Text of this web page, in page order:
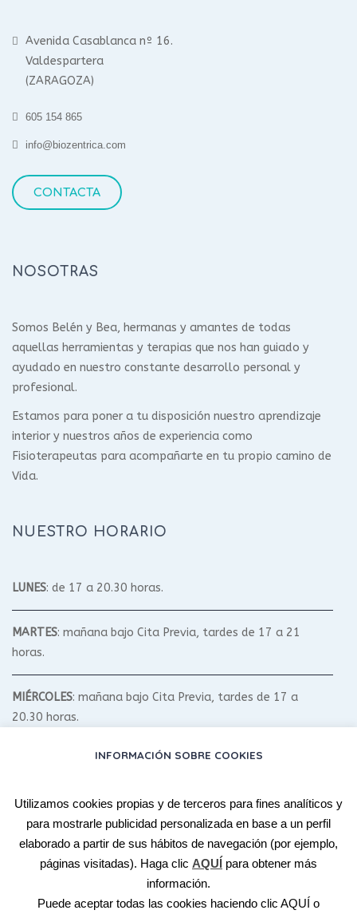
Avenida Casablanca nº 16.
Valdespartera
(ZARAGOZA)
605 154 865
info@biozentrica.com
CONTACTA
NOSOTRAS
Somos Belén y Bea, hermanas y amantes de todas
aquellas herramientas y terapias que nos han guiado y
ayudado en nuestro constante desarrollo personal y
profesional.
Estamos para poner a tu disposición nuestro aprendizaje
interior y nuestros años de experiencia como
Fisioterapeutas para acompañarte en tu propio camino de
Vida.
NUESTRO HORARIO
LUNES: de 17 a 20.30 horas.
MARTES: mañana bajo Cita Previa, tardes de 17 a 21
horas.
MIÉRCOLES: mañana bajo Cita Previa, tardes de 17 a
20.30 horas.
: mañana bajo Cita Previa, tardes de 17 a 20.30
VIERNES: bajo Cita Previa.
SÁBADO Y DOMINGO: según Talleres y Cursos.
INFORMACIÓN SOBRE COOKIES
Utilizamos cookies propias y de terceros para fines analíticos y
para mostrarle publicidad personalizada en base a un perfil
elaborado a partir de sus hábitos de navegación (por ejemplo,
páginas visitadas). Haga clic AQUÍ para obtener más
información.
Puede aceptar todas las cookies haciendo clic AQUÍ o